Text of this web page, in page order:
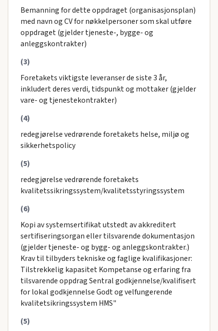
Bemanning for dette oppdraget (organisasjonsplan)
med navn og CV for nøkkelpersoner som skal utføre
oppdraget (gjelder tjeneste-, bygge- og
anleggskontrakter)
(3)
Foretakets viktigste leveranser de siste 3 år,
inkludert deres verdi, tidspunkt og mottaker (gjelder
vare- og tjenestekontrakter)
(4)
redegjørelse vedrørende foretakets helse, miljø og
sikkerhetspolicy
(5)
redegjørelse vedrørende foretakets
kvalitetssikringssystem/kvalitetsstyringssystem
(6)
Kopi av systemsertifikat utstedt av akkreditert
sertifiseringsorgan eller tilsvarende dokumentasjon
(gjelder tjeneste- og bygg- og anleggskontrakter.)
Krav til tilbyders tekniske og faglige kvalifikasjoner:
Tilstrekkelig kapasitet Kompetanse og erfaring fra
tilsvarende oppdrag Sentral godkjennelse/kvalifisert
for lokal godkjennelse Godt og velfungerende
kvalitetsikringssystem HMS"
(5)